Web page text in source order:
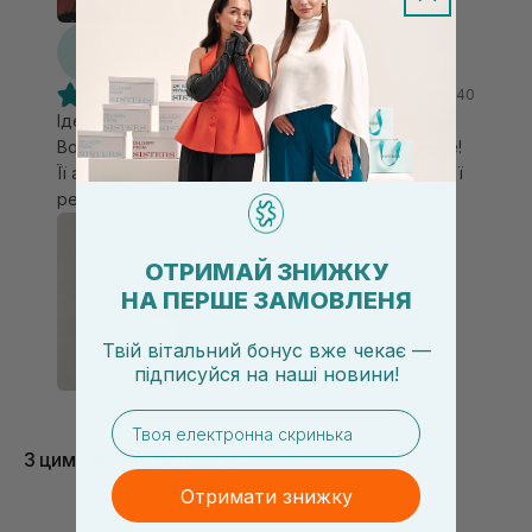
15.11.2024, 00:40
Ідеальна і улюблена з першого виконання!
Волосся з цією маскою пряме, сяюче,наповнене!
Її аромат - моя окрема любов! Однозначно вам її
рекомендую!
З цим товаром купують
ОТРИМАЙ ЗНИЖКУ
НА ПЕРШЕ ЗАМОВЛЕНЯ
Твій вітальний бонус вже чекає —
підписуйся на наші новини!
email
Отримати знижку